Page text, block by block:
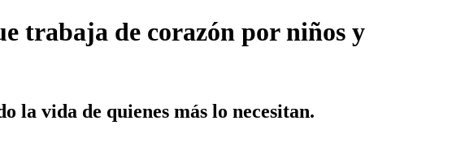
trabaja de corazón por niños y
la vida de quienes más lo necesitan.